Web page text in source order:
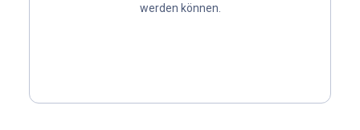
werden können.